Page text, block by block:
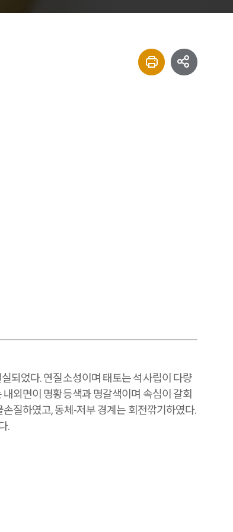
되었다. 연질소성이며 태토는 석사립이 다량
외면이 명황등색과 명갈색이며 속심이 갈회
질하였고, 동체-저부 경계는 회전깎기하였다.
.